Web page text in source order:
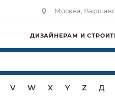
Москва,
ДИЗАЙНЕРАМ И
V W X Y Z Д